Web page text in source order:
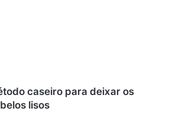
caseiro para deixar os
lisos